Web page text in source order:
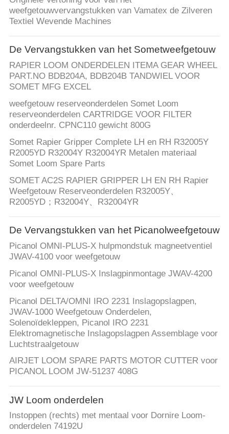
weefgetouwvervangstukken van Vamatex de Zilveren
Textiel Wevende Machines
De Vervangstukken van het Sometweefgetouw
RAPIER LOOM ONDERDELEN ITEMA GEAR WHEEL
PART.NO BDB204A, BDB204B TANDWIEL VOOR
SOMET MFG EXCEL
weefgetouw reserveonderdelen Somet Loom
reserveonderdelen CARTRIDGE VOOR FILTER
onderdeelnr. CPNC110 gewicht 800G
Somet Rapier Gripper Complete LH en RH R32005Y
R2005YD R32004Y R32004YR Metalen materiaal
Somet Loom Spare Parts
SOMET AC2S RAPIER GRIPPER LH EN RH Rapier
Weefgetouw Reserveonderdelen R32005Y、
R2005YD；R32004Y、R32004YR
De Vervangstukken van het Picanolweefgetouw
Picanol OMNI-PLUS-X hulpmondstuk magneetventiel
JWAV-4100 voor weefgetouw
Picanol OMNI-PLUS-X Inslagpinmontage JWAV-4200
voor weefgetouw
Picanol DELTA/OMNI IRO 2231 Inslagopslagpen,
JWAV-1000 Weefgetouw Onderdelen,
Solenoïdekleppen, Picanol IRO 2231
Elektromagnetische Inslagopslagpen Assemblage voor
Luchtstraalgetouw
AIRJET LOOM SPARE PARTS MOTOR CUTTER voor
PICANOL LOOM JW-51237 408G
JW Loom onderdelen
Instoppen (rechts) met mentaal voor Dornire Loom-
onderdelen 74192U